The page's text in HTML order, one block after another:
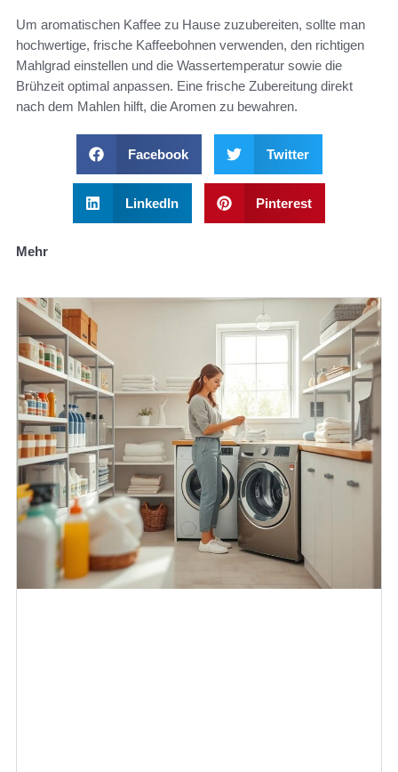
Um aromatischen Kaffee zu Hause zuzubereiten, sollte man
hochwertige, frische Kaffeebohnen verwenden, den richtigen
Mahlgrad einstellen und die Wassertemperatur sowie die
Brühzeit optimal anpassen. Eine frische Zubereitung direkt
nach dem Mahlen hilft, die Aromen zu bewahren.
Facebook Twitter
LinkedIn Pinterest
Mehr